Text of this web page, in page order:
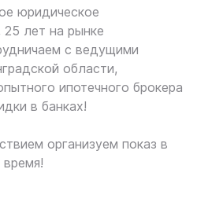
юридическое
лет на рынке
с ведущими
области,
ипотечного брокера
в банках!
организуем показ в